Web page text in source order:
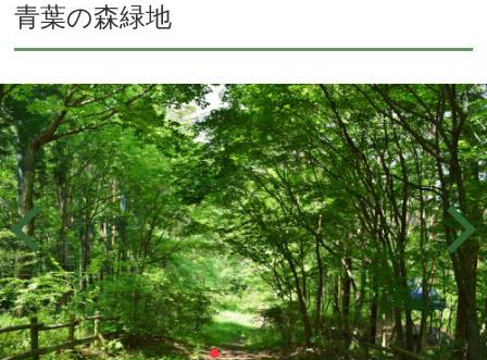
青葉の森緑地